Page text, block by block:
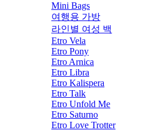
Mini Bags
여행용 가방
라인별 여성 백
Etro Vela
Etro Pony
Etro Arnica
Etro Libra
Etro Kalispera
Etro Talk
Etro Unfold Me
Etro Saturno
Etro Love Trotter